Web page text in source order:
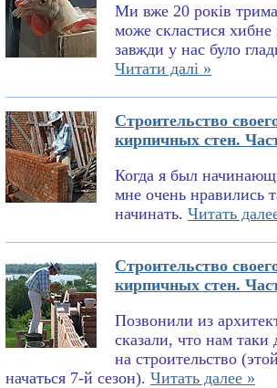
Ми вже 20 років
може скластися
завжди у нас було
Читати далі »
Строительство
кирпичных стен.
Когда я был
мне очень нравились
начинать. Читать
Строительство
кирпичных стен.
Позвонили из
сказали, что нам таки
на строительство
начаться 7-й сезон). Читать далее »